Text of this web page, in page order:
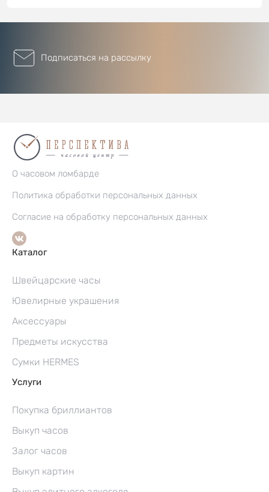
Подписаться на рассылку
О часовом ломбарде
Политика обработки персональных данных
Согласие на обработку персональных данных
Каталог
Швейцарские часы
Ювелирные украшения
Аксессуары
Предметы искусства
Сумки HERMES
Услуги
Покупка бриллиантов
Выкуп часов
Залог часов
Выкуп картин